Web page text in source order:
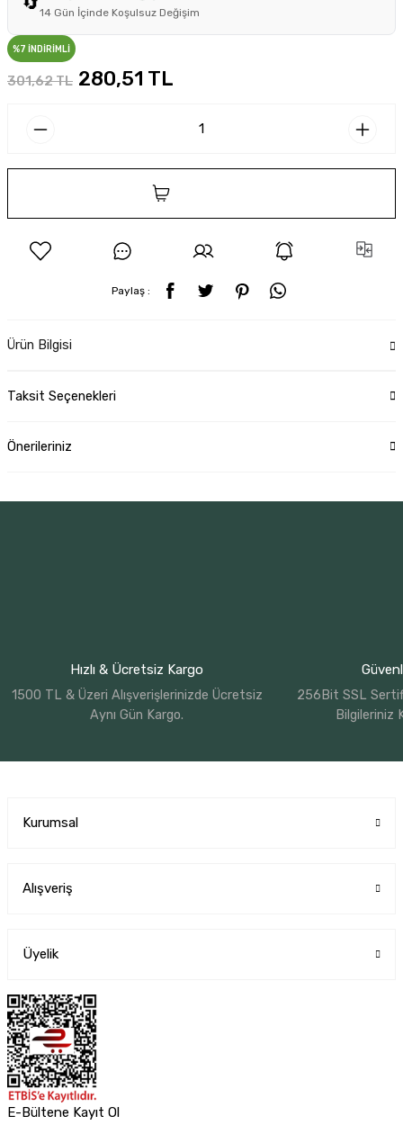
14 Gün İçinde Koşulsuz Değişim
%7 İNDİRİMLİ
301,62 TL 280,51 TL
Paylaş :
Ürün Bilgisi
Taksit Seçenekleri
Önerileriniz
Hızlı & Ücretsiz Kargo
1500 TL & Üzeri Alışverişlerinizde Ücretsiz
Aynı Gün Kargo.
256Bit SSL
Bilgileriniz
Kurumsal
Alışveriş
Üyelik
E-Bültene Kayıt Ol